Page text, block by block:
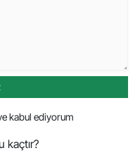
kabul ediyorum
kaçtır?